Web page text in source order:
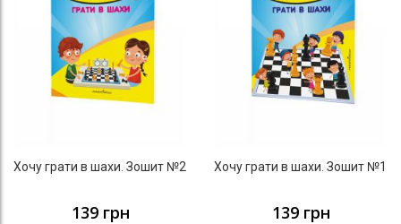
Хочу грати в шахи. Зошит №2
139 грн
Хочу грати в шахи. Зошит №1
139 грн